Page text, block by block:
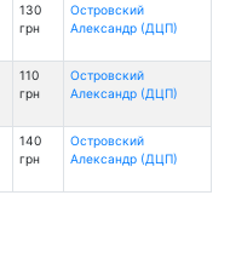
130
грн
Островский
Александр (ДЦП)
110
грн
Островский
Александр (ДЦП)
140
грн
Островский
Александр (ДЦП)